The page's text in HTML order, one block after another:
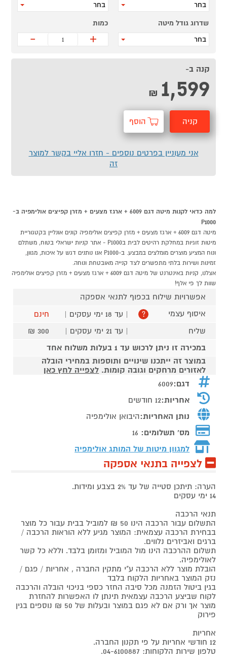
בחר
בחר
שדרוג גודל מיטה
בחר
כמות
+
-
קנה ב-
1,599
₪
קניה הוסף
אני מעוניין בפרטים נוספים - חזרו אליי בקשר למוצר
זה
למה כדאי לקנות מיטה דגם 6009 + ארגז מצעים + מזרן קפיצים אולימפיה ב-
P1000
מיטה דגם 6009 + ארגז מצעים + מזרן קפיצים אולימפיה קונים אונליין בקטגוריית
מיטות זוגיות במחלקת רהיטים לבית בP1000 - אתר קניות ישראלי בטוח, משתלם
ונוח המציע מוצרים מומלצים במבצע. ב-P1000 אנו נותנים דגש על איכות, מגוון,
זמינות ושירות בלתי מתפשרים לצד קנייה מאובטחת ונוחה.
אצלנו, קניות באינטרנט של מיטה דגם 6009 + ארגז מצעים + מזרן קפיצים אולימפיה
שוות לך פי אלף!
אפשרויות שילוח בכפוף לתנאי אספקה
איסוף עצמי
? | עד 18 ימי עסקים |
חינם
שליח
| עד 21 ימי עסקים |
300 ₪
במכירה זו ניתן לרכוש עד 1 בעלות משלוח אחד
במוצר זה ייתכנו שינויים ותוספות במחירי הובלה
לאזורים מרחקים וגובה קומות. לצפייה לחץ כאן
דגם:6009
אחריות:12 חודשים
נותן האחריות:היבואן אולימפיה
מס' תשלומים: 16
למגוון מיטות של המותג אולימפיה
לצפייה בתנאי אספקה
הערה: תיתכן סטייה של עד 2% בצבע ומידות.
14 ימי עסקים
תנאי הרכבה
התשלום עבור הרכבה הינו 50 ₪ למוביל בבית עבור כל מוצר
בבחירת הרכבה עצמאית: המוצר מגיע ללא הוראות הרכבה /
ברגים ואביזרים נלווים.
תשלום ההרכבה הינו מול המוביל ומזומן בלבד. וללא כל קשר
לאולימפיה.
הובלת מוצר ללא הרכבה ע"י מתקין החברה , אחריות / פגם /
נזק המוצר באחריות הלקוח בלבד
בגין ביטול הזמנה מכל סיבה החזר כספי בניכוי הובלה והרכבה
לקוח שביצע הרכבה עצמאית תינתן לו האפשרות להחזרת
מוצר אך ורק אם לא פגם במוצר ובעלות של 50 ₪ נוספים בגין
פירוק
אחריות
12 חודשי אחריות על פי תקנון החברה.
טלפון שירות הלקוחות: 04-6100887.